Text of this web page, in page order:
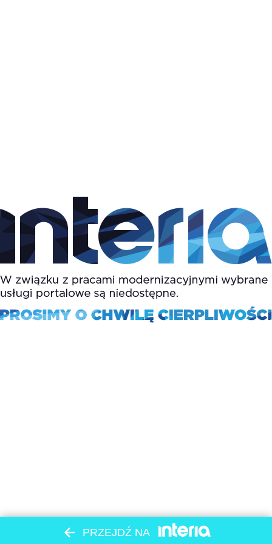
PRZEJDŹ NA